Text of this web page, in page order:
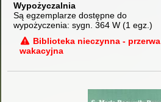
Wypożyczalnia
Są egzemplarze dostępne do
wypożyczenia: sygn. 364 W (1 egz.)
Biblioteka nieczynna - przerwa
wakacyjna